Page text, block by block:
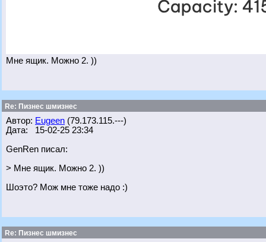
Мне ящик. Можно 2. ))
Re: Пизнес шмизнес
Автор: Eugeen (79.173.115.---)
Дата: 15-02-25 23:34
GenRen писал:
> Мне ящик. Можно 2. ))
Шоэто? Мож мне тоже надо :)
Re: Пизнес шмизнес